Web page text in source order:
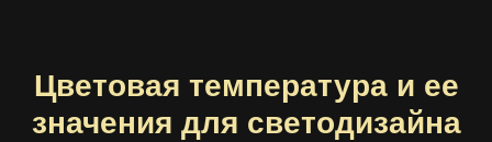
Цветовая температура и ее
значения для светодизайна